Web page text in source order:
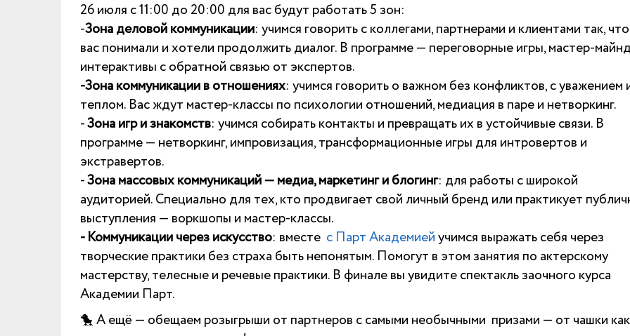
26 июля с 11:00 до 20:00 для вас будут работать 5 зон:
-Зона деловой коммуникации: учимся говорить с коллегами, партнерами и клиентами так,
вас понимали и хотели продолжить диалог. В программе — переговорные игры, мастер-
интерактивы с обратной связью от экспертов.
-Зона коммуникации в отношениях: учимся говорить о важном без конфликтов, с уважением
теплом. Вас ждут мастер-классы по психологии отношений, медиация в паре и нетворкинг.
-Зона игр и знакомств: учимся собирать контакты и превращать их в устойчивые связи. В
программе — нетворкинг, импровизация, трансформационные игры для интровертов и
экстравертов.
-Зона массовых коммуникаций — медиа, маркетинг и блогинг: для работы с широкой
аудиторией. Специально для тех, кто продвигает свой личный бренд или практикует
выступления — воркшопы и мастер-классы.
- Коммуникации через искусство: вместе с Парт Академиейучимся выражать себя через
творческие практики без страха быть непонятым. Помогут в этом занятия по актерскому
мастерству, телесные и речевые практики. В финале вы увидите спектакль заочного курса
Академии Парт.
🐤 А ещё — обещаем розыгрыши от партнеров с самыми необычными призами — от чашки